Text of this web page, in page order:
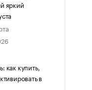
яркий
как купить,
в